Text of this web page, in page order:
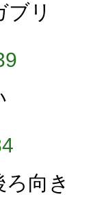
ブリ
ろ向き